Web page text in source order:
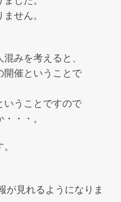
せん。
みを考えると、
開催ということで
いうことですので
・・。
が見れるようになりま